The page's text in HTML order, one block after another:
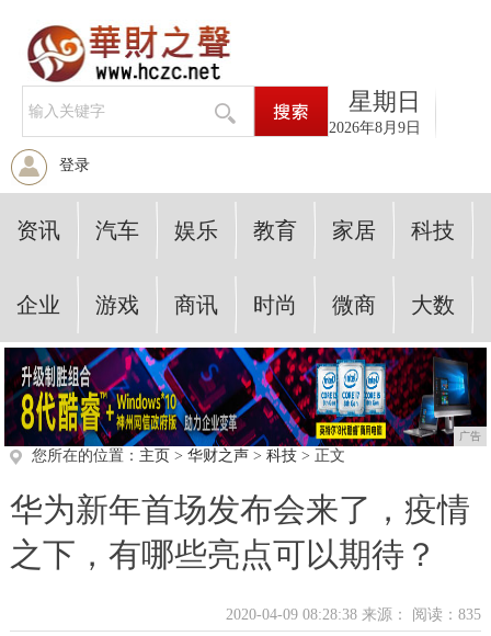
星期日
2026年8月9日
登录
资讯 汽车 娱乐 教育 家居 科技
企业 游戏 商讯 时尚 微商 大数
广告
您所在的位置： 主页 > 华财之声> 科技> 正文
华为新年首场发布会来了，疫情
之下，有哪些亮点可以期待？
2020-04-09 08:28:38 来源： 阅读：835